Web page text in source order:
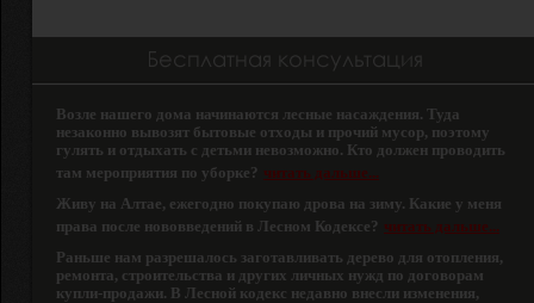
Возле нашего дома начинаются лесные насаждения. Туда
незаконно вывозят бытовые отходы и прочий мусор, поэтому
гулять и отдыхать с детьми невозможно. Кто должен проводить
там мероприятия по уборке? читать дальше...
Живу на Алтае, ежегодно покупаю дрова на зиму. Какие у меня
права после нововведений в Лесном Кодексе? читать дальше...
Раньше нам разрешалось заготавливать дерево для отопления,
ремонта, строительства и других личных нужд по договорам
купли-продажи. В Лесной кодекс недавно внесли изменения,